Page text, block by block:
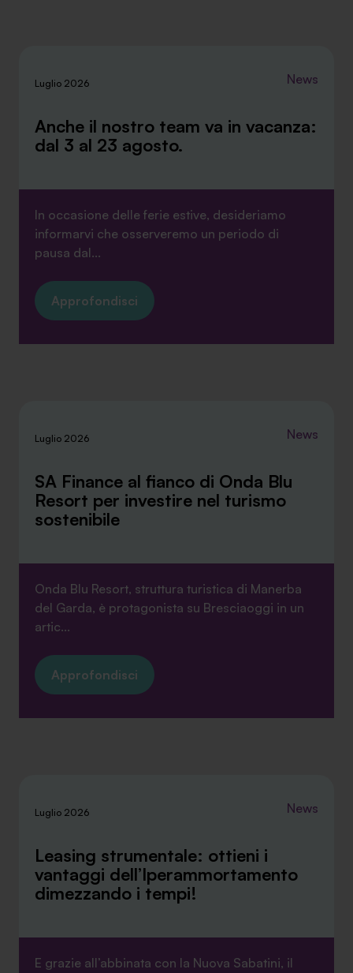
Luglio 2026 News
Anche il nostro team va in vacanza:
dal 3 al 23 agosto.
In occasione delle ferie estive, desideriamo
informarvi che osserveremo un periodo di
pausa dal...
Approfondisci
Luglio 2026 News
SA Finance al fianco di Onda Blu
Resort per investire nel turismo
sostenibile
Onda Blu Resort, struttura turistica di Manerba
del Garda, è protagonista su Bresciaoggi in un
artic...
Approfondisci
Luglio 2026 News
Leasing strumentale: ottieni i
vantaggi dell’Iperammortamento
dimezzando i tempi!
E grazie all’abbinata con la Nuova Sabatini, il